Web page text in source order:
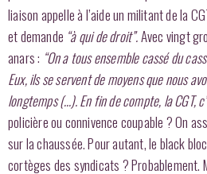
liaison appelle à l’aide un militant de la
et demande “à qui de droit”.Avec vingt
anars : “On a tous ensemble cassé du
Eux, ils se servent de moyens que nous
longtemps (…). En fin de compte, la CGT,
policière ou connivence coupable ? On
sur la chaussée. Pour autant, le black
cortèges des syndicats ? Probablement.